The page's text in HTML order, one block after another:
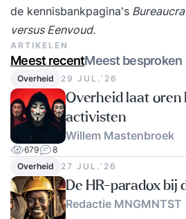
de kennisbankpagina's
versus Eenvoud.
ARTIKELEN
Meest recentMeest besproken
Overheid 29 JUL.‘26
Overheid laat oren
activisten
Willem Mastenbroek
679
8
Overheid
27 JUL.‘26
De HR-paradox bij
Redactie MNGMNTST